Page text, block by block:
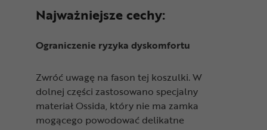
Najważniejsze cechy:
Ograniczenie ryzyka dyskomfortu
Zwróć uwagę na fason tej koszulki. W
dolnej części zastosowano specjalny
materiał Ossida, który nie ma zamka
mogącego powodować delikatne